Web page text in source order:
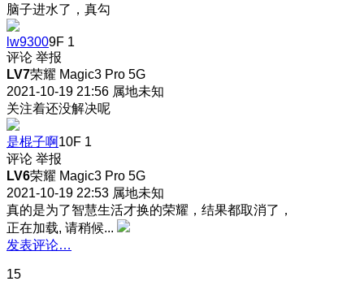
脑子进水了，真勾
lw93009F 1
评论 举报
LV7荣耀 Magic3 Pro 5G
2021-10-19 21:56 属地未知
关注着还没解决呢
是棍子啊10F 1
评论 举报
LV6荣耀 Magic3 Pro 5G
2021-10-19 22:53 属地未知
真的是为了智慧生活才换的荣耀，结果都取消了，
正在加载, 请稍候...
发表评论…
15